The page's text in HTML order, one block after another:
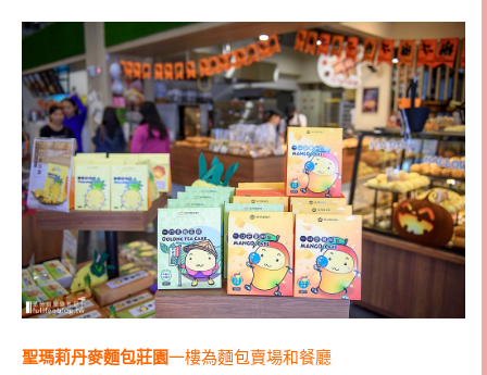
聖瑪莉丹麥麵包莊園一樓為麵包賣場和餐廳